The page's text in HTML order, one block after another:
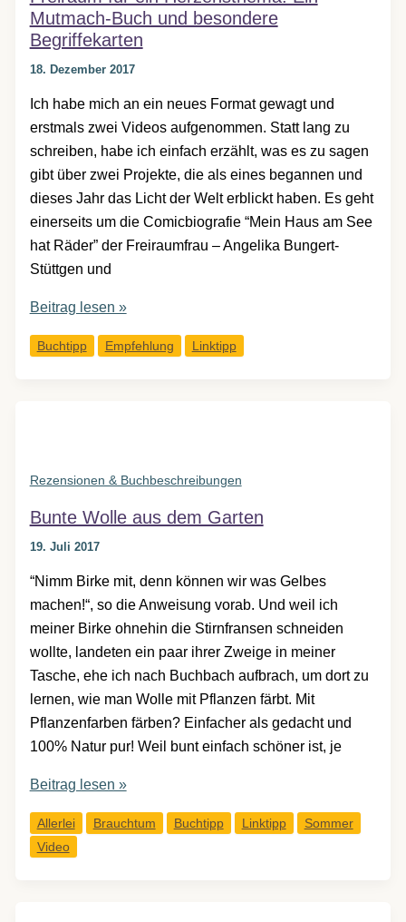
Mutmach-Buch und besondere
Begriffekarten
18. Dezember 2017
Ich habe mich an ein neues Format gewagt und
erstmals zwei Videos aufgenommen. Statt lang zu
schreiben, habe ich einfach erzählt, was es zu sagen
gibt über zwei Projekte, die als eines begannen und
dieses Jahr das Licht der Welt erblickt haben. Es geht
einerseits um die Comicbiografie “Mein Haus am See
hat Räder” der Freiraumfrau – Angelika Bungert-
Stüttgen und
Freiraum
ein
Begriffekarten
Beitrag lesen »
Buchtipp Empfehlung Linktipp
Rezensionen & Buchbeschreibungen
Bunte Wolle aus dem Garten
19. Juli 2017
“Nimm Birke mit, denn können wir was Gelbes
machen!“, so die Anweisung vorab. Und weil ich
meiner Birke ohnehin die Stirnfransen schneiden
wollte, landeten ein paar ihrer Zweige in meiner
Tasche, ehe ich nach Buchbach aufbrach, um dort zu
lernen, wie man Wolle mit Pflanzen färbt. Mit
Pflanzenfarben färben? Einfacher als gedacht und
100% Natur pur! Weil bunt einfach schöner ist, je
Bunte
aus
dem
Beitrag lesen »
Allerlei Brauchtum Buchtipp Linktipp
Sommer
Video